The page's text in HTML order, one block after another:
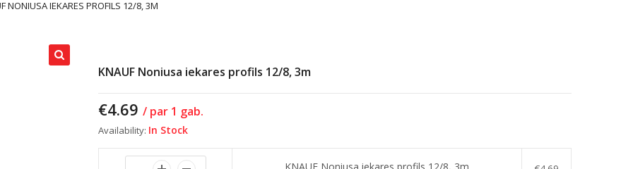
NONIUSA IEKARES PROFILS 12/8, 3M
KNAUF Noniusa iekares profils 12/8, 3m
€4.69 / par 1 gab.
Availability: In Stock